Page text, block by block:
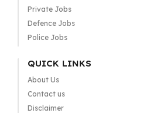
Private Jobs
Defence Jobs
Police Jobs
QUICK LINKS
About Us
Contact us
Disclaimer